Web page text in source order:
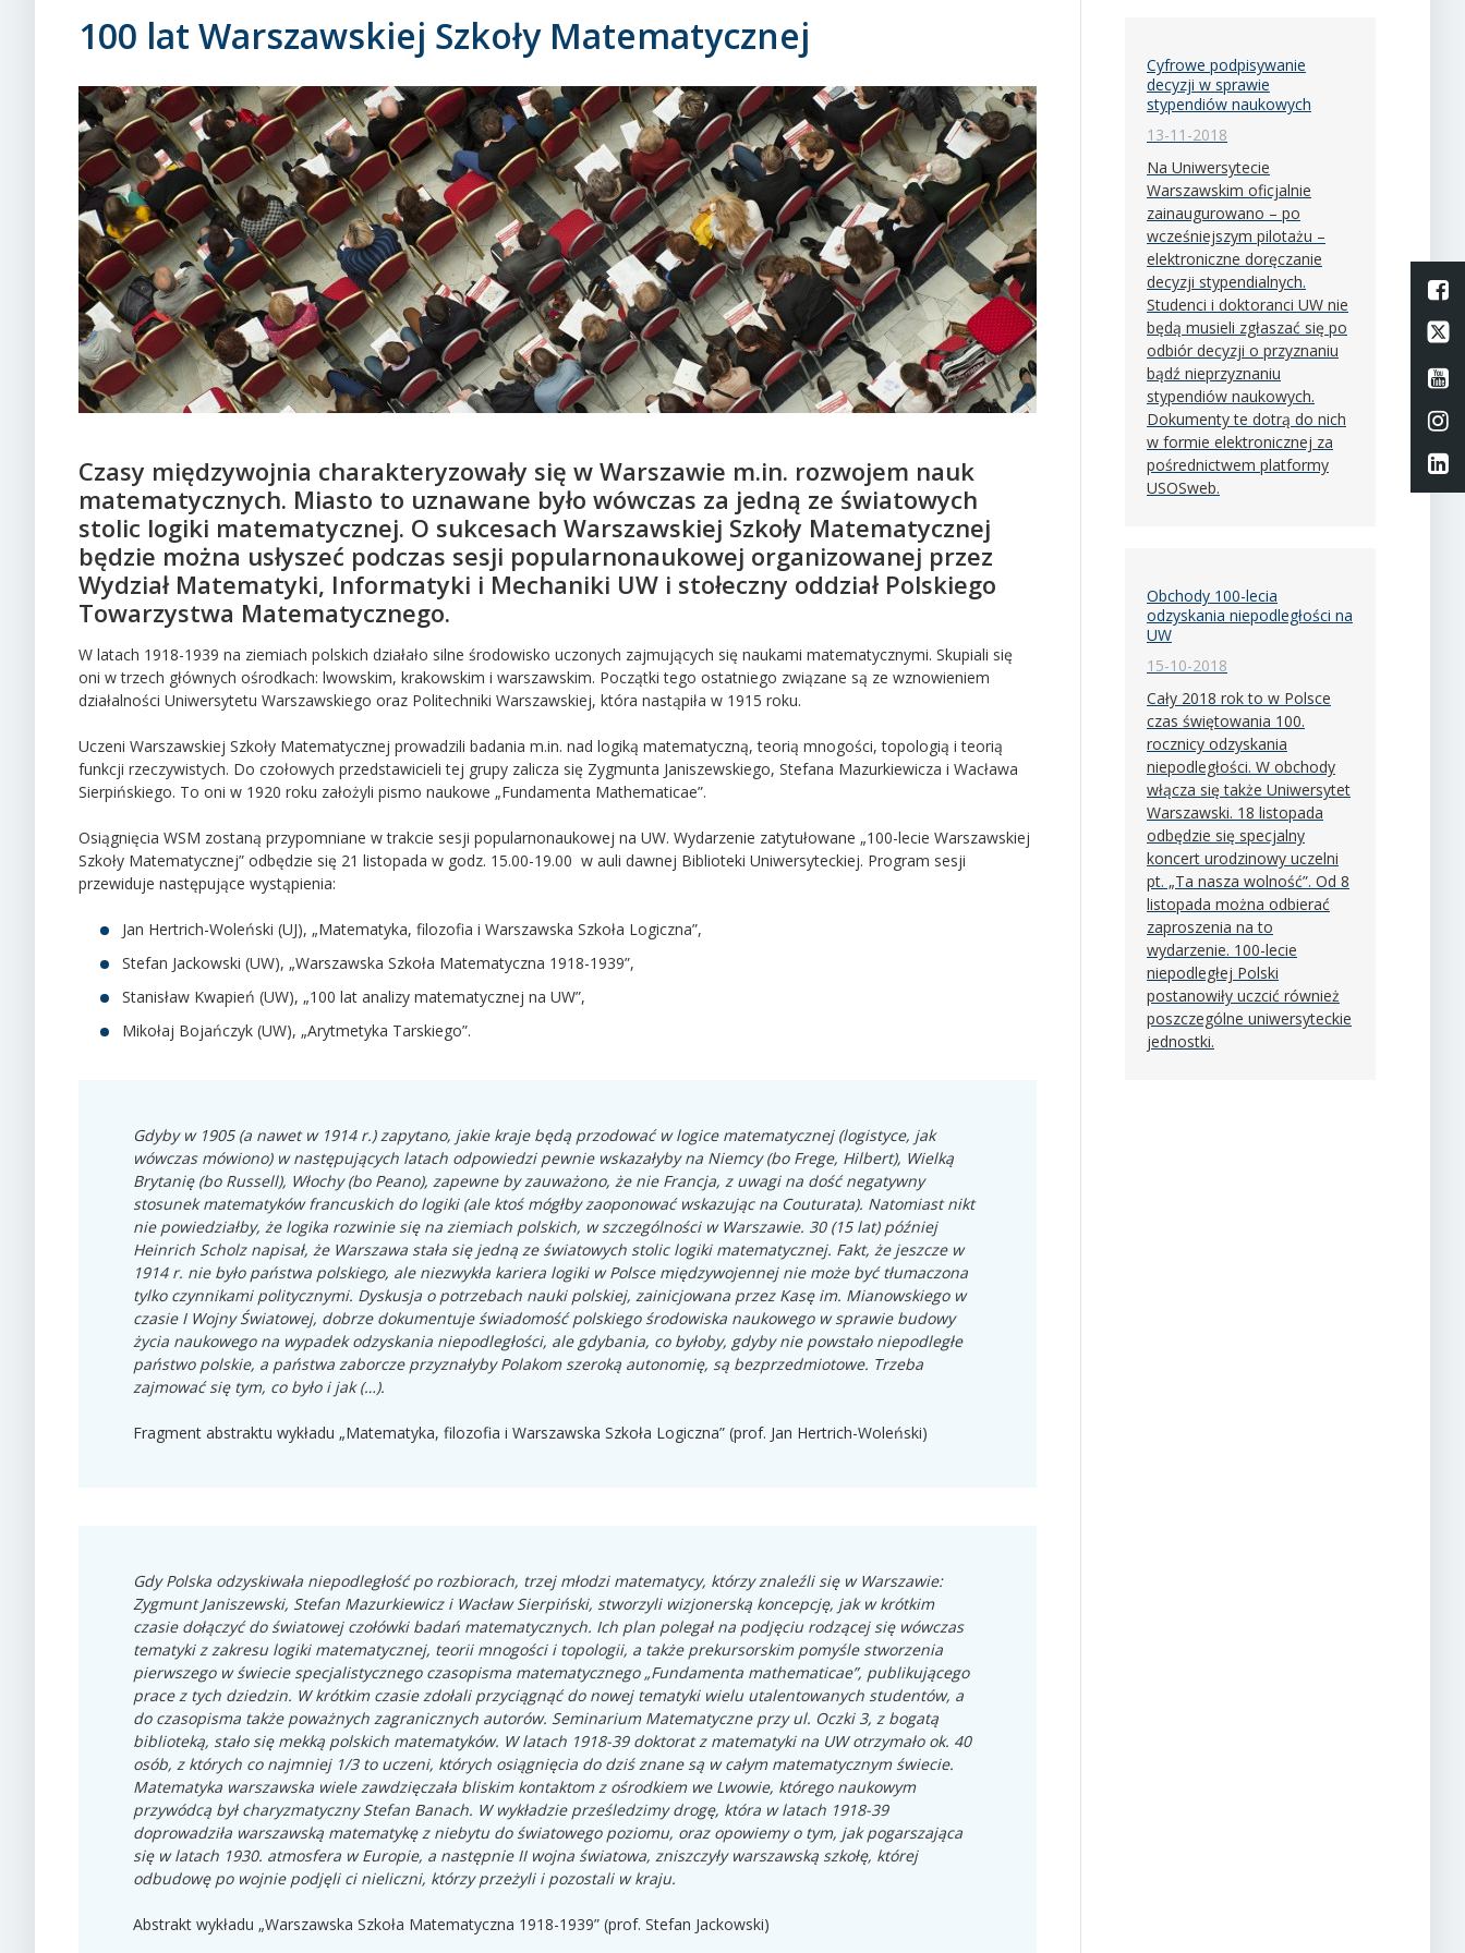
100 lat Warszawskiej Szkoły Matematycznej
Czasy międzywojnia charakteryzowały się w Warszawie m.in. rozwojem nauk
matematycznych. Miasto to uznawane było wówczas za jedną ze światowych
stolic logiki matematycznej. O sukcesach Warszawskiej Szkoły Matematycznej
będzie można usłyszeć podczas sesji popularnonaukowej organizowanej przez
Wydział Matematyki, Informatyki i Mechaniki UW i stołeczny oddział Polskiego
Towarzystwa Matematycznego.
W latach 1918-1939 na ziemiach polskich działało silne środowisko uczonych zajmujących się naukami matematycznymi. Skupiali się
oni w trzech głównych ośrodkach: lwowskim, krakowskim i warszawskim. Początki tego ostatniego związane są ze wznowieniem
działalności Uniwersytetu Warszawskiego oraz Politechniki Warszawskiej, która nastąpiła w 1915 roku.
Uczeni Warszawskiej Szkoły Matematycznej prowadzili badania m.in. nad logiką matematyczną, teorią mnogości, topologią i teorią
funkcji rzeczywistych. Do czołowych przedstawicieli tej grupy zalicza się Zygmunta Janiszewskiego, Stefana Mazurkiewicza i Wacława
Sierpińskiego. To oni w 1920 roku założyli pismo naukowe „Fundamenta Mathematicae”.
Osiągnięcia WSM zostaną przypomniane w trakcie sesji popularnonaukowej na UW. Wydarzenie zatytułowane „100-lecie Warszawskiej
Szkoły Matematycznej” odbędzie się 21 listopada w godz. 15.00-19.00 w auli dawnej Biblioteki Uniwersyteckiej. Program sesji
przewiduje następujące wystąpienia:
Jan Hertrich-Woleński (UJ), „Matematyka, filozofia i Warszawska Szkoła Logiczna”,
Stefan Jackowski (UW), „Warszawska Szkoła Matematyczna 1918-1939”,
Stanisław Kwapień (UW), „100 lat analizy matematycznej na UW”,
Mikołaj Bojańczyk (UW), „Arytmetyka Tarskiego”.
Gdyby w 1905 (a nawet w 1914 r.) zapytano, jakie kraje będą przodować w logice matematycznej (logistyce, jak
wówczas mówiono) w następujących latach odpowiedzi pewnie wskazałyby na Niemcy (bo Frege, Hilbert), Wielką
Brytanię (bo Russell), Włochy (bo Peano), zapewne by zauważono, że nie Francja, z uwagi na dość negatywny
stosunek matematyków francuskich do logiki (ale ktoś mógłby zaoponować wskazując na Couturata). Natomiast nikt
nie powiedziałby, że logika rozwinie się na ziemiach polskich, w szczególności w Warszawie. 30 (15 lat) później
Heinrich Scholz napisał, że Warszawa stała się jedną ze światowych stolic logiki matematycznej. Fakt, że jeszcze w
1914 r. nie było państwa polskiego, ale niezwykła kariera logiki w Polsce międzywojennej nie może być tłumaczona
tylko czynnikami politycznymi. Dyskusja o potrzebach nauki polskiej, zainicjowana przez Kasę im. Mianowskiego w
czasie I Wojny Światowej, dobrze dokumentuje świadomość polskiego środowiska naukowego w sprawie budowy
życia naukowego na wypadek odzyskania niepodległości, ale gdybania, co byłoby, gdyby nie powstało niepodległe
państwo polskie, a państwa zaborcze przyznałyby Polakom szeroką autonomię, są bezprzedmiotowe. Trzeba
zajmować się tym, co było i jak (…).
Fragment abstraktu wykładu „Matematyka, filozofia i Warszawska Szkoła Logiczna” (prof. Jan Hertrich-Woleński)
Gdy Polska odzyskiwała niepodległość po rozbiorach, trzej młodzi matematycy, którzy znaleźli się w Warszawie:
Zygmunt Janiszewski, Stefan Mazurkiewicz i Wacław Sierpiński, stworzyli wizjonerską koncepcję, jak w krótkim
czasie dołączyć do światowej czołówki badań matematycznych. Ich plan polegał na podjęciu rodzącej się wówczas
tematyki z zakresu logiki matematycznej, teorii mnogości i topologii, a także prekursorskim pomyśle stworzenia
pierwszego w świecie specjalistycznego czasopisma matematycznego „Fundamenta mathematicae”, publikującego
prace z tych dziedzin. W krótkim czasie zdołali przyciągnąć do nowej tematyki wielu utalentowanych studentów, a
do czasopisma także poważnych zagranicznych autorów. Seminarium Matematyczne przy ul. Oczki 3, z bogatą
biblioteką, stało się mekką polskich matematyków. W latach 1918-39 doktorat z matematyki na UW otrzymało ok. 40
osób, z których co najmniej 1/3 to uczeni, których osiągnięcia do dziś znane są w całym matematycznym świecie.
Matematyka warszawska wiele zawdzięczała bliskim kontaktom z ośrodkiem we Lwowie, którego naukowym
przywódcą był charyzmatyczny Stefan Banach. W wykładzie prześledzimy drogę, która w latach 1918-39
doprowadziła warszawską matematykę z niebytu do światowego poziomu, oraz opowiemy o tym, jak pogarszająca
się w latach 1930. atmosfera w Europie, a następnie II wojna światowa, zniszczyły warszawską szkołę, której
odbudowę po wojnie podjęli ci nieliczni, którzy przeżyli i pozostali w kraju.
Abstrakt wykładu „Warszawska Szkoła Matematyczna 1918-1939” (prof. Stefan Jackowski)
Cyfrowe podpisywanie
decyzji w sprawie
stypendiów naukowych
13-11-2018
Na Uniwersytecie
Warszawskim oficjalnie
zainaugurowano – po
wcześniejszym pilotażu –
elektroniczne doręczanie
decyzji stypendialnych.
Studenci i doktoranci UW nie
będą musieli zgłaszać się po
odbiór decyzji o przyznaniu
bądź nieprzyznaniu
stypendiów naukowych.
Dokumenty te dotrą do nich
w formie elektronicznej za
pośrednictwem platformy
USOSweb.
Obchody 100-lecia
odzyskania niepodległości na
UW
15-10-2018
Cały 2018 rok to w Polsce
czas świętowania 100.
rocznicy odzyskania
niepodległości. W obchody
włącza się także Uniwersytet
Warszawski. 18 listopada
odbędzie się specjalny
koncert urodzinowy uczelni
pt. „Ta nasza wolność”. Od 8
listopada można odbierać
zaproszenia na to
wydarzenie. 100-lecie
niepodległej Polski
postanowiły uczcić również
poszczególne uniwersyteckie
jednostki.